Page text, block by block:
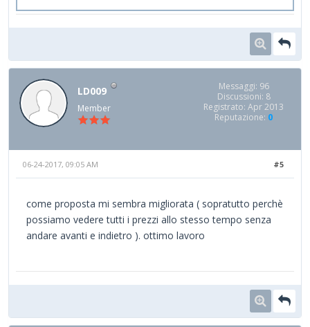
LD009
Member
Messaggi: 96
Discussioni: 8
Registrato: Apr 2013
Reputazione: 0
#5
06-24-2017, 09:05 AM
come proposta mi sembra migliorata ( sopratutto perchè
possiamo vedere tutti i prezzi allo stesso tempo senza
andare avanti e indietro ). ottimo lavoro